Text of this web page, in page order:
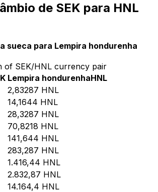
de SEK para HNL
sueca para Lempira hondurenha
of SEK/HNL currency pair
Lempira hondurenhaHNL
2,83287 HNL
14,1644 HNL
28,3287 HNL
70,8218 HNL
141,644 HNL
283,287 HNL
1.416,44 HNL
2.832,87 HNL
14.164,4 HNL